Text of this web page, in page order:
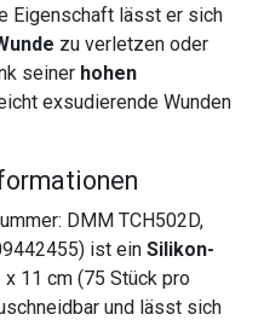
Eigenschaft lässt er sich
zu verletzen oder
seiner hohen
exsudierende Wunden
DMM TCH502D,
ist einSilikon-
x 11 cm (75 Stück pro
und lässt sich